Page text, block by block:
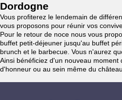
Dordogne
Vous profiterez le lendemain de
vous proposons pour réunir vos
Pour le retour de noce nous vous
buffet petit-déjeuner jusqu'au buffet
brunch et le barbecue. Vous n'aurez
Ainsi bénéficiez d'un nouveau moment
d'honneur ou au sein même du château.